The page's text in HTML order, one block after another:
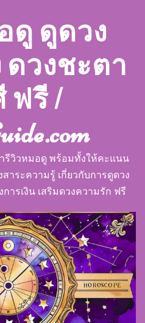
ดู ดูดวง
ดวงชะตา
ฟรี |
รีวิวหมอดู พร้อมทั้งให้คะแนน
าระความรู้ เกี่ยวกับการดูดวง
ารเงิน เสริมดวงความรัก ฟรี